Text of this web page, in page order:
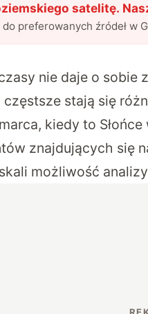
satelitę.
preferowanych źródeł w
nie daje o
stają się
kiedy to
znajdujących się
możliwość